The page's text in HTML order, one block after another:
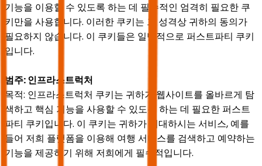
기능을 이용할 수 있도록 하는 데 필수적인 엄격히 필요한 쿠
키만을 사용합니다. 이러한 쿠키는 그 성격상 귀하의 동의가
필요하지 않습니다. 이 쿠키들은 일반적으로 퍼스트파티 쿠키
입니다.
범주: 인프라스트럭처
목적: 인프라스트럭처 쿠키는 귀하가 웹사이트를 올바르게 탐
색하고 핵심 기능을 사용할 수 있도록 하는 데 필요한 퍼스트
파티 쿠키입니다. 이 쿠키는 귀하가 기대하시는 서비스, 예를
들어 저희 플랫폼을 이용해 여행 서비스를 검색하고 예약하는
기능을 제공하기 위해 저희에게 필수적입니다.